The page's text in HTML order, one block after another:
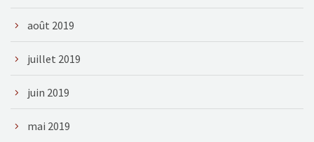
août 2019
juillet 2019
juin 2019
mai 2019